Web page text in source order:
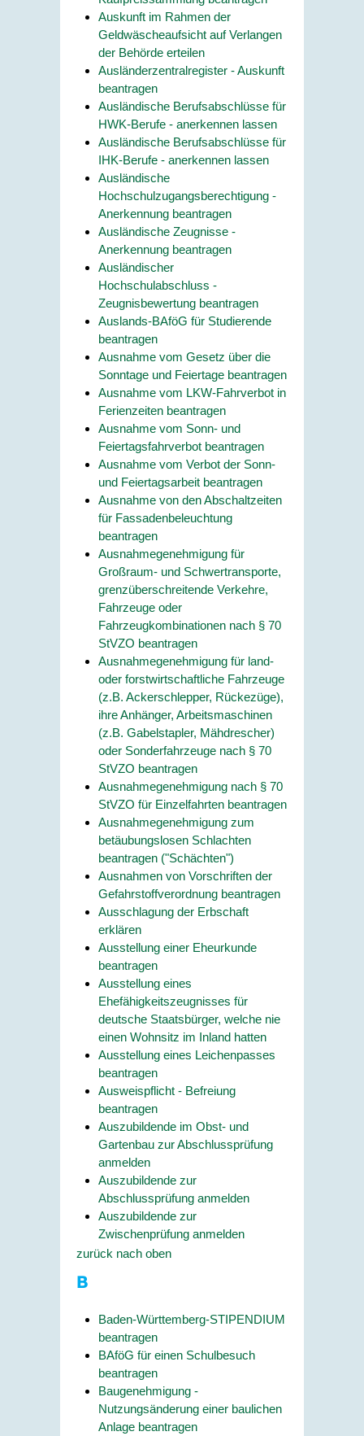
Auskunft im Rahmen der
Geldwäscheaufsicht auf Verlangen
der Behörde erteilen
Ausländerzentralregister - Auskunft
beantragen
Ausländische Berufsabschlüsse für
HWK-Berufe - anerkennen lassen
Ausländische Berufsabschlüsse für
IHK-Berufe - anerkennen lassen
Ausländische
Hochschulzugangsberechtigung -
Anerkennung beantragen
Ausländische Zeugnisse -
Anerkennung beantragen
Ausländischer
Hochschulabschluss -
Zeugnisbewertung beantragen
Auslands-BAföG für Studierende
beantragen
Ausnahme vom Gesetz über die
Sonntage und Feiertage beantragen
Ausnahme vom LKW-Fahrverbot in
Ferienzeiten beantragen
Ausnahme vom Sonn- und
Feiertagsfahrverbot beantragen
Ausnahme vom Verbot der Sonn-
und Feiertagsarbeit beantragen
Ausnahme von den Abschaltzeiten
für Fassadenbeleuchtung
beantragen
Ausnahmegenehmigung für
Großraum- und Schwertransporte,
grenzüberschreitende Verkehre,
Fahrzeuge oder
Fahrzeugkombinationen nach § 70
StVZO beantragen
Ausnahmegenehmigung für land-
oder forstwirtschaftliche Fahrzeuge
(z.B. Ackerschlepper, Rückezüge),
ihre Anhänger, Arbeitsmaschinen
(z.B. Gabelstapler, Mähdrescher)
oder Sonderfahrzeuge nach § 70
StVZO beantragen
Ausnahmegenehmigung nach § 70
StVZO für Einzelfahrten beantragen
Ausnahmegenehmigung zum
betäubungslosen Schlachten
beantragen ("Schächten")
Ausnahmen von Vorschriften der
Gefahrstoffverordnung beantragen
Ausschlagung der Erbschaft
erklären
Ausstellung einer Eheurkunde
beantragen
Ausstellung eines
Ehefähigkeitszeugnisses für
deutsche Staatsbürger, welche nie
einen Wohnsitz im Inland hatten
Ausstellung eines Leichenpasses
beantragen
Ausweispflicht - Befreiung
beantragen
Auszubildende im Obst- und
Gartenbau zur Abschlussprüfung
anmelden
Auszubildende zur
Abschlussprüfung anmelden
Auszubildende zur
Zwischenprüfung anmelden
zurück nach oben
B
Baden-Württemberg-STIPENDIUM
beantragen
BAföG für einen Schulbesuch
beantragen
Baugenehmigung -
Nutzungsänderung einer baulichen
Anlage beantragen